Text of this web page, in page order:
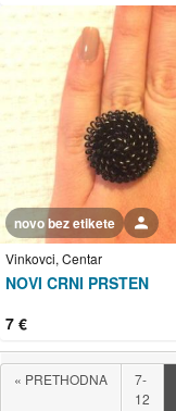
NOVI CRNI PRSTEN
Vinkovci, Centar
novo bez etikete
7 €
« PRETHODNA
7-
12